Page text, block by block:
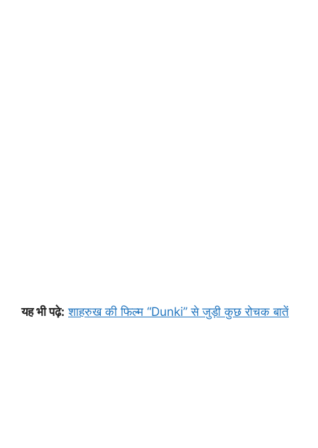
यह भी पढ़े: शाहरुख की फिल्म “Dunki” से जुड़ी कुछ रोचक बातें